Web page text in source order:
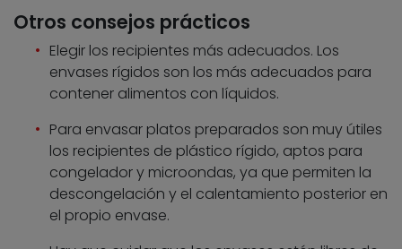
Otros consejos prácticos
Elegir los recipientes más adecuados. Los
envases rígidos son los más adecuados para
contener alimentos con líquidos.
Para envasar platos preparados son muy útiles
los recipientes de plástico rígido, aptos para
congelador y microondas, ya que permiten la
descongelación y el calentamiento posterior en
el propio envase.